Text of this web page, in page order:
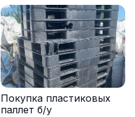
Покупка пластиковых
паллет б/у